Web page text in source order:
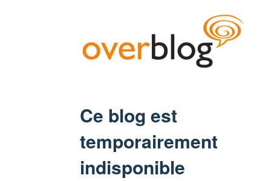
Ce blog est
temporairement
indisponible